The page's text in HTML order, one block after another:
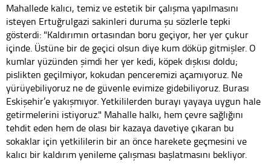
Mahallede kalıcı, temiz ve estetik bir çalışma yapılmasını
isteyen Ertuğrulgazi sakinleri duruma şu sözlerle tepki
gösterdi: "Kaldırımın ortasından boru geçiyor, her yer çukur
içinde. Üstüne bir de geçici olsun diye kum döküp gitmişler. O
kumlar yüzünden şimdi her yer kedi, köpek dışkısı doldu;
pislikten geçilmiyor, kokudan penceremizi açamıyoruz. Ne
yürüyebiliyoruz ne de güvenle evimize gidebiliyoruz. Burası
Eskişehir’e yakışmıyor. Yetkililerden burayı yayaya uygun hale
getirmelerini istiyoruz." Mahalle halkı, hem çevre sağlığını
tehdit eden hem de olası bir kazaya davetiye çıkaran bu
sokaklar için yetkililerin bir an önce harekete geçmesini ve
kalıcı bir kaldırım yenileme çalışması başlatmasını bekliyor.